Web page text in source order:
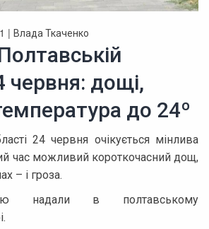
| Влада Ткаченко
червня: дощі,
до 24º
24 червня очікується мінлива
час можливий короткочасний дощ,
– і гроза.
надали в полтавському